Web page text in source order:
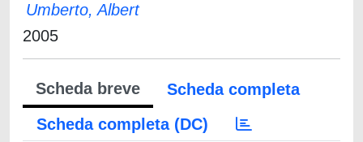
Umberto, Albert
2005
Scheda breve
Scheda completa
Scheda completa (DC)